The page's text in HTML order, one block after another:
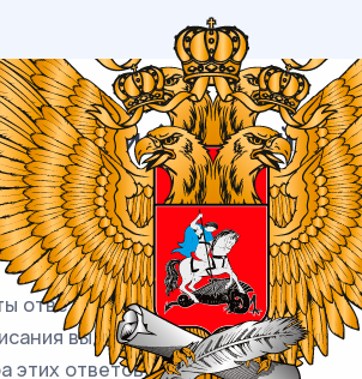
(типовой)
/ Русский / 06
ответов, в которых дано верное
выделенного слова.
этих ответов.